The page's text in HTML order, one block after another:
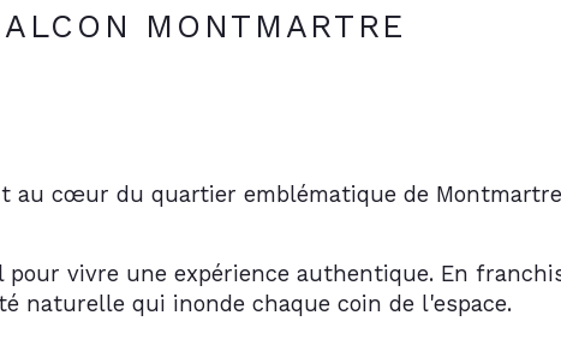
MONTMARTRE
au cœur du quartier emblématique de
vivre une expérience authentique. En
naturelle qui inonde chaque coin de l'espace.